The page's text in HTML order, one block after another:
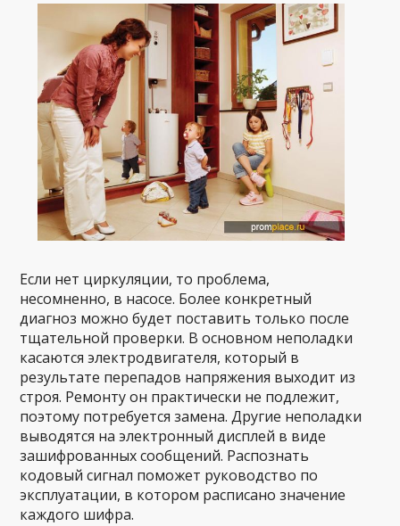
Если нет циркуляции, то проблема,
несомненно, в насосе. Более конкретный
диагноз можно будет поставить только после
тщательной проверки. В основном неполадки
касаются электродвигателя, который в
результате перепадов напряжения выходит из
строя. Ремонту он практически не подлежит,
поэтому потребуется замена. Другие неполадки
выводятся на электронный дисплей в виде
зашифрованных сообщений. Распознать
кодовый сигнал поможет руководство по
эксплуатации, в котором расписано значение
каждого шифра.